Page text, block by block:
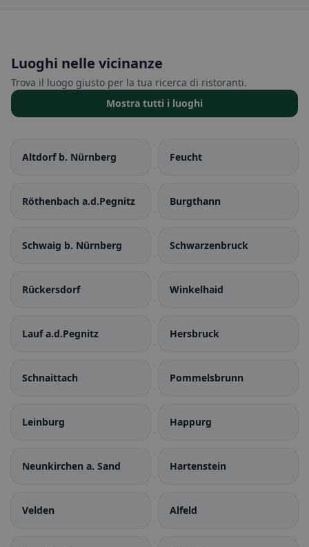
Luoghi nelle vicinanze
Trova il luogo giusto per la tua ricerca di ristoranti.
Mostra tutti i luoghi
Altdorf b. Nürnberg Feucht
Röthenbach a.d.Pegnitz Burgthann
Schwaig b. Nürnberg Schwarzenbruck
Rückersdorf Winkelhaid
Lauf a.d.Pegnitz Hersbruck
Schnaittach Pommelsbrunn
Leinburg Happurg
Neunkirchen a. Sand Hartenstein
Velden Alfeld